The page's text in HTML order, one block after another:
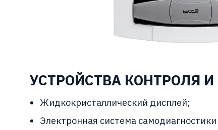
УСТРОЙСТВА КОНТРОЛЯ
Жидкокристаллический дисплей;
Электронная система